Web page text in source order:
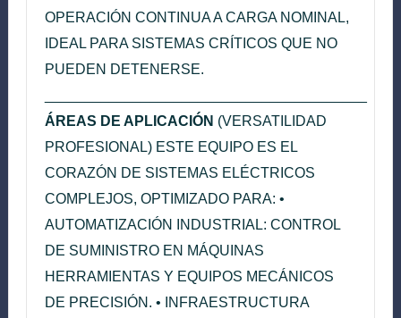
OPERACIÓN CONTINUA A CARGA NOMINAL,
IDEAL PARA SISTEMAS CRÍTICOS QUE NO
PUEDEN DETENERSE.
ÁREAS DE APLICACIÓN (VERSATILIDAD
PROFESIONAL) ESTE EQUIPO ES EL
CORAZÓN DE SISTEMAS ELÉCTRICOS
COMPLEJOS, OPTIMIZADO PARA: •
AUTOMATIZACIÓN INDUSTRIAL: CONTROL
DE SUMINISTRO EN MÁQUINAS
HERRAMIENTAS Y EQUIPOS MECÁNICOS
DE PRECISIÓN. • INFRAESTRUCTURA